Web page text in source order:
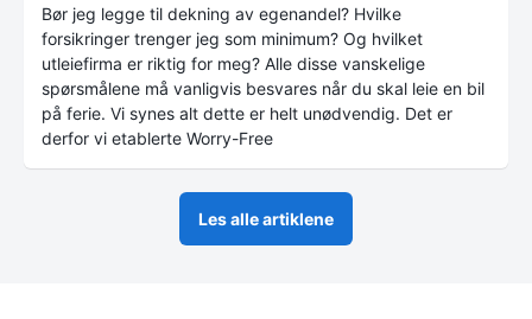
Bør jeg legge til dekning av egenandel? Hvilke
forsikringer trenger jeg som minimum? Og hvilket
utleiefirma er riktig for meg? Alle disse vanskelige
spørsmålene må vanligvis besvares når du skal leie en bil
på ferie. Vi synes alt dette er helt unødvendig. Det er
derfor vi etablerte Worry-Free
Les alle artiklene